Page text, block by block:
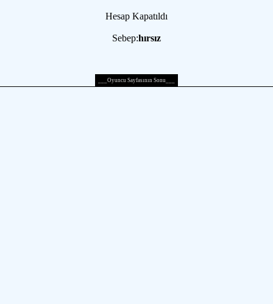
Hesap Kapatıldı
Sebep:hırsız
___Oyuncu Sayfasının Sonu___